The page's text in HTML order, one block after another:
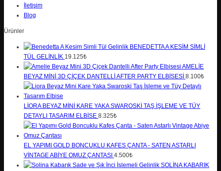
İletişim
Blog
Ürünler
BENEDETTA A KESIM SIMLI
TÜL GELINLIK 19.125₺
AMELIE
BEYAZ MINI 3D ÇIÇEK DANTELLI AFTER PARTY ELBISESI 8.100₺
LIORA BEYAZ MINI KARE YAKA SWAROSKI TAŞ İŞLEME VE TÜY
DETAYLI TASARIM ELBISE 8.325₺
EL YAPIMI GOLD BONCUKLU KAFES ÇANTA - SATEN ASTARLI
VINTAGE ABIYE OMUZ ÇANTASI 4.500₺
SOLINA KABARIK